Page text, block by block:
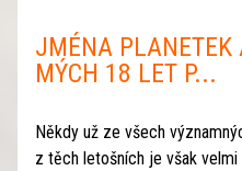
JMÉNA PLANETEK
MÝCH 18 LET P...
Někdy už ze všech
z těch letošních je však